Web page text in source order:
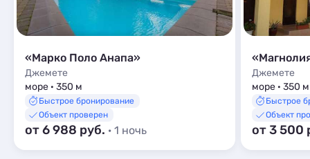
«Марко Поло Анапа»
Джемете
море · 350 м
Быстрое бронирование
Объект проверен
от 6 988 руб. · 1 ночь
Джемете
море · 350 м
Быстрое
Объект
от 3 500